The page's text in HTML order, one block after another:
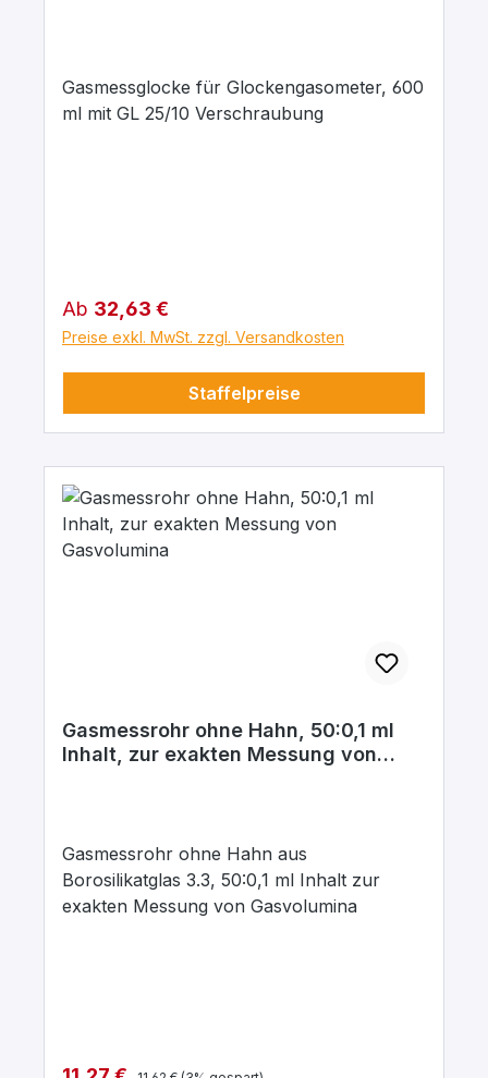
Gasmessglocke für Glockengasometer, 600
ml mit GL 25/10 Verschraubung
Regulärer Preis:
Ab 32,63 €
Preise exkl. MwSt. zzgl. Versandkosten
Staffelpreise
Gasmessrohr ohne Hahn, 50:0,1 ml
Inhalt, zur exakten Messung von
Gasmessrohr ohne Hahn aus
Borosilikatglas 3.3, 50:0,1 ml Inhalt zur
exakten Messung von Gasvolumina
Regulärer Preis: